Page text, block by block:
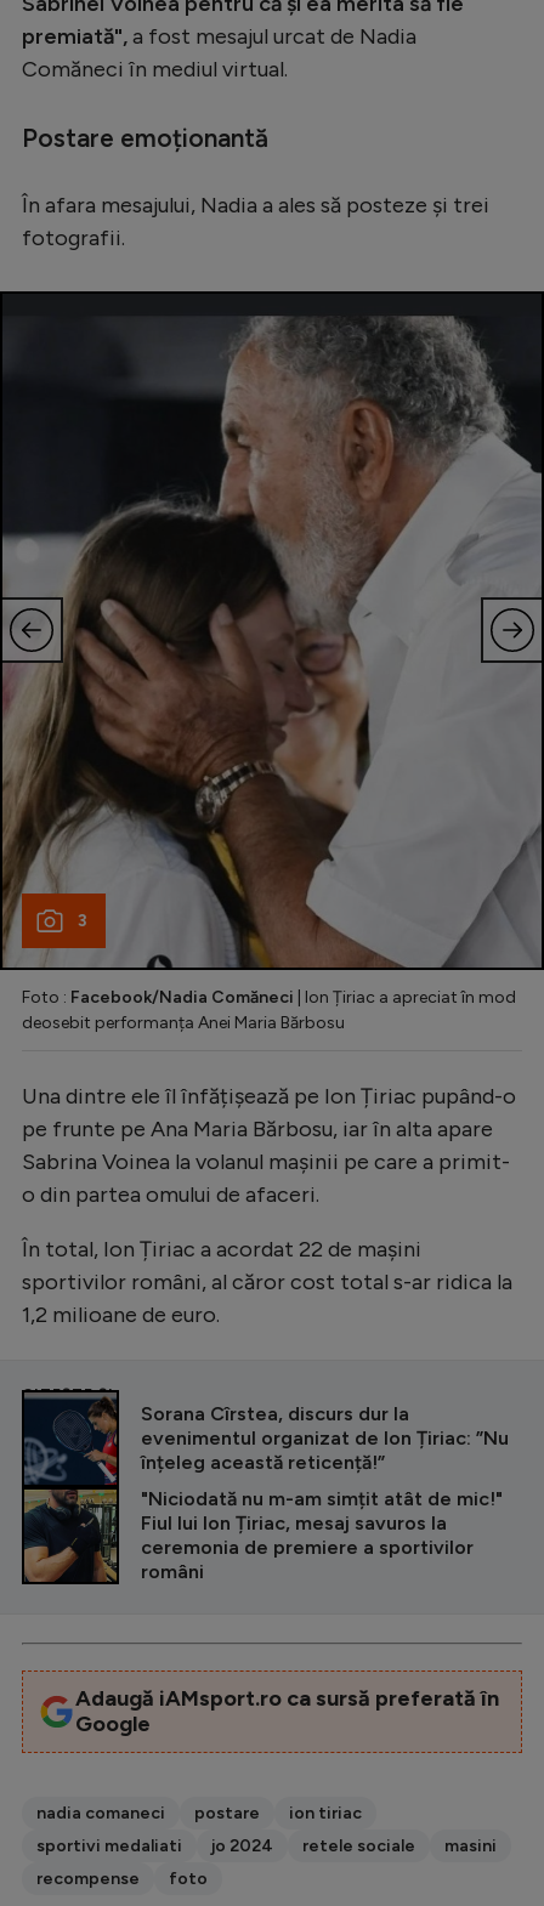
premiată",a fost mesajul urcat de Nadia
Comăneci în mediul virtual.
Postare emoționantă
În afara mesajului, Nadia a ales să posteze și trei
fotografii.
3
Foto : Facebook/Nadia Comăneci | Ion Țiriac a apreciat în mod
deosebit performanța Anei Maria Bărbosu
Una dintre ele îl înfățișează pe Ion Țiriac pupând-o
pe frunte pe Ana Maria Bărbosu, iar în alta apare
Sabrina Voinea la volanul mașinii pe care a primit-
o din partea omului de afaceri.
În total, Ion Țiriac a acordat 22 de mașini
sportivilor români, al căror cost total s-ar ridica la
1,2 milioane de euro.
CITEȘTE ȘI
Sorana Cîrstea, discurs dur la
evenimentul organizat de Ion Țiriac: ”Nu
înțeleg această reticență!”
"Niciodată nu m-am simțit atât de mic!"
Fiul lui Ion Țiriac, mesaj savuros la
ceremonia de premiere a sportivilor
români
Adaugă iAMsport.ro ca sursă preferată în
Google
nadia comaneci postare
ion tiriac
sportivi medaliati
jo 2024 retele sociale
masini
recompense
foto